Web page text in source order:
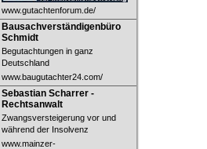
nach Kreis
nach Amtsgericht
www.gutachtenforum.de/
Bausachverständigenbüro Schmidt
Bausachverständigenbüro
Schmidt
Begutachtungen in ganz
Deutschland
www.baugutachter24.com/
Sebastian Scharrer - Rechtsanwalt
Sebastian Scharrer -
Rechtsanwalt
Zwangsversteigerung vor und
während der Insolvenz
www.mainzer-